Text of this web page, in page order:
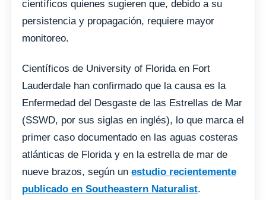
científicos quienes sugieren que, debido a su
persistencia y propagación, requiere mayor
monitoreo.
Científicos de University of Florida en Fort
Lauderdale han confirmado que la causa es la
Enfermedad del Desgaste de las Estrellas de Mar
(SSWD, por sus siglas en inglés), lo que marca el
primer caso documentado en las aguas costeras
atlánticas de Florida y en la estrella de mar de
nueve brazos, según un estudio recientemente
publicado en Southeastern Naturalist.